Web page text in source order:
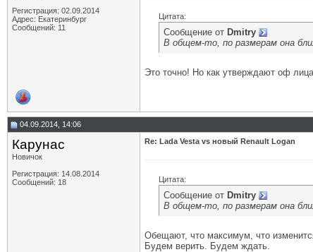
Регистрация: 02.09.2014
Адрес: Екатеринбург
Сообщений: 11
Цитата:
Сообщение от Dmitry
В общем-то, по размерам она
Это точно! Но как утверждают оф
04.09.2014, 14:06
Карунас
Новичок
Регистрация: 14.08.2014
Сообщений: 18
Re: Lada Vesta vs новый Renault Logan
Цитата:
Сообщение от Dmitry
В общем-то, по размерам она
Обещают, что максимум, что
Будем верить. Будем ждать.